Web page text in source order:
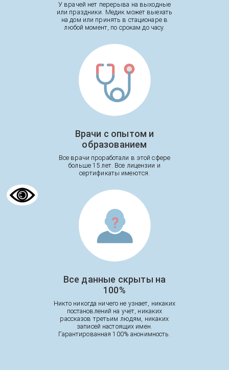
У врачей нет перерыва на выходные
или праздники. Медик может выехать
на дом или принять в стационаре в
любой момент, по срокам до часу.
Врачи с опытом и
образованием
Все врачи проработали в этой сфере
больше 15 лет. Все лицензии и
сертификаты имеются.
Все данные скрыты на
100%
Никто никогда ничего не узнает, никаких
постановлений на учет, никаких
рассказов третьим людям, никаких
записей настоящих имен.
Гарантированная 100% анонимность.